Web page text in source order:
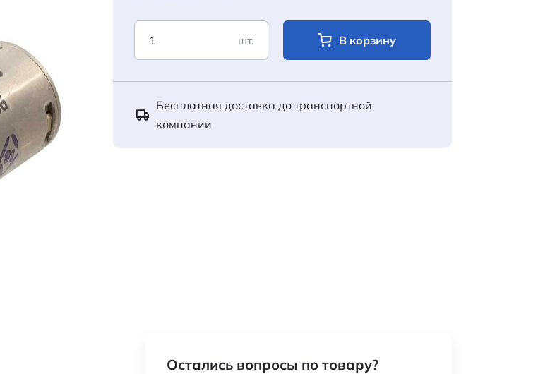
шт. В корзину
Бесплатная доставка до транспортной
компании
Остались вопросы по товару?